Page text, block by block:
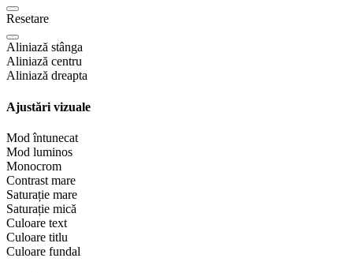
Resetare
Aliniază stânga
Aliniază centru
Aliniază dreapta
Ajustări vizuale
Mod întunecat
Mod luminos
Monocrom
Contrast mare
Saturație mare
Saturație mică
Culoare text
Culoare titlu
Culoare fundal